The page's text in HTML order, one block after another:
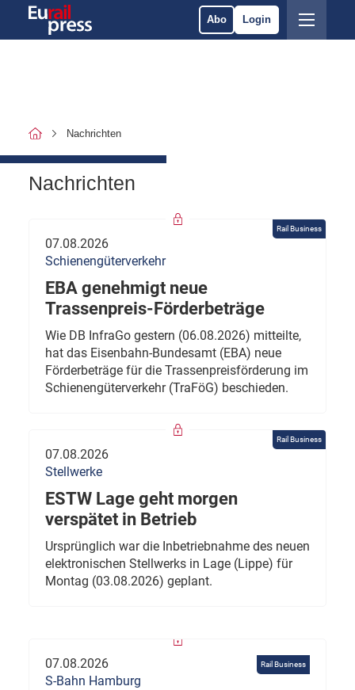
Abo Login
Nachrichten
Nachrichten
Rail Business
07.08.2026
Schienengüterverkehr
EBA genehmigt neue
Trassenpreis-Förderbeträge
Wie DB InfraGo gestern (06.08.2026) mitteilte,
hat das Eisenbahn-Bundesamt (EBA) neue
Förderbeträge für die Trassenpreisförderung im
Schienengüterverkehr (TraFöG) beschieden.
Rail Business
07.08.2026
Stellwerke
ESTW Lage geht morgen
verspätet in Betrieb
Ursprünglich war die Inbetriebnahme des neuen
elektronischen Stellwerks in Lage (Lippe) für
Montag (03.08.2026) geplant.
Rail Business
07.08.2026
S-Bahn Hamburg